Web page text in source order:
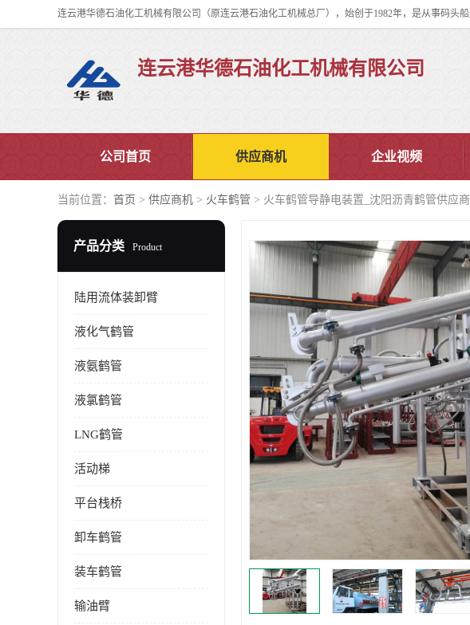
连云港华德石油化工机械有限公司
公司首页 供应商机 企业视频
当前位置： 首页 > 供应商机 > 火车鹤管 > 火车鹤管导静电装置_沈阳沥青鹤管供应商
产品分类 Product
陆用流体装卸臂
液化气鹤管
液氨鹤管
液氯鹤管
LNG鹤管
活动梯
平台栈桥
卸车鹤管
装车鹤管
输油臂